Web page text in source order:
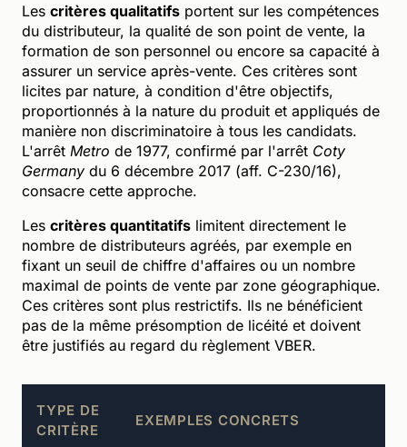
Les critères qualitatifs portent sur les compétences
du distributeur, la qualité de son point de vente, la
formation de son personnel ou encore sa capacité à
assurer un service après-vente. Ces critères sont
licites par nature, à condition d'être objectifs,
proportionnés à la nature du produit et appliqués de
manière non discriminatoire à tous les candidats.
L'arrêt Metro de 1977, confirmé par l'arrêt Coty
Germany du 6 décembre 2017 (aff. C-230/16),
consacre cette approche.
Les critères quantitatifs limitent directement le
nombre de distributeurs agréés, par exemple en
fixant un seuil de chiffre d'affaires ou un nombre
maximal de points de vente par zone géographique.
Ces critères sont plus restrictifs. Ils ne bénéficient
pas de la même présomption de licéité et doivent
être justifiés au regard du règlement VBER.
TYPE DE
CRITÈRE
EXEMPLES CONCRETS